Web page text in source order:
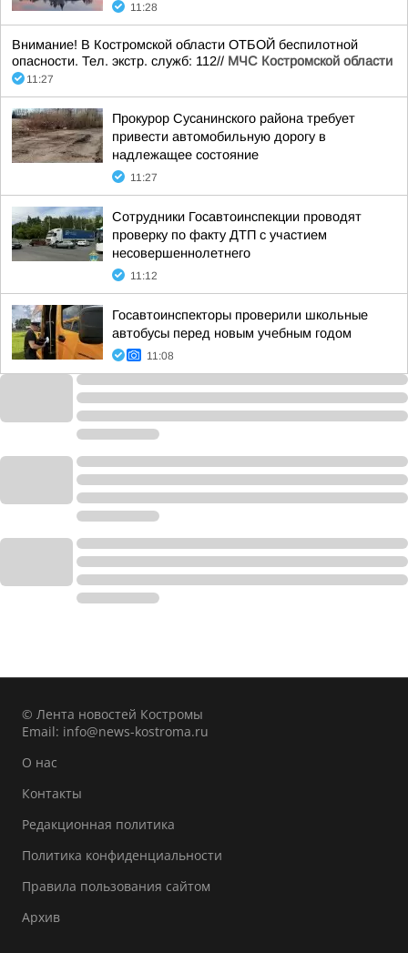
11:28
Внимание! В Костромской области ОТБОЙ беспилотной
опасности. Тел. экстр. служб: 112// МЧС Костромской области
11:27
Прокурор Сусанинского района требует
привести автомобильную дорогу в
надлежащее состояние
11:27
Сотрудники Госавтоинспекции проводят
проверку по факту ДТП с участием
несовершеннолетнего
11:12
Госавтоинспекторы проверили школьные
автобусы перед новым учебным годом
11:08
© Лента новостей Костромы
Email: info@news-kostroma.ru
О нас
Контакты
Редакционная политика
Политика конфиденциальности
Правила пользования сайтом
Архив